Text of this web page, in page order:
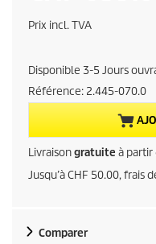
r
x
a
c
t
u
Prix incl. TVA
Disponible 3-5 Jours
Référence: 2.445-070.0
Livraisongratuite à partir
Jusqu’à CHF 50.00, frais
Comparer